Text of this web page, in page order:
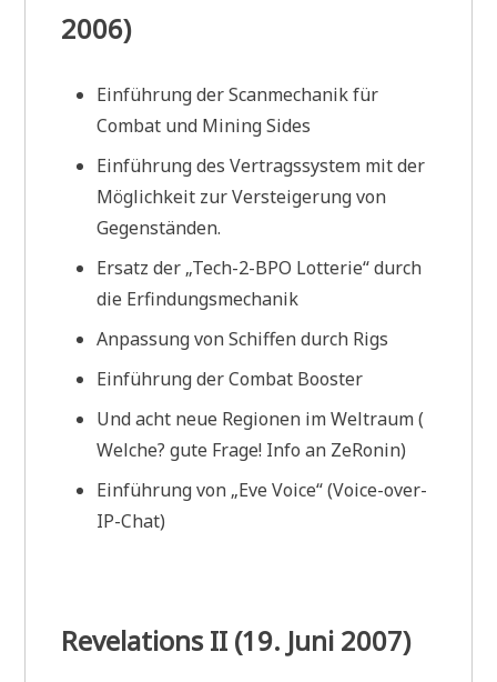
2006)
Einführung der Scanmechanik für
Combat und Mining Sides
Einführung des Vertragssystem mit der
Möglichkeit zur Versteigerung von
Gegenständen.
Ersatz der „Tech-2-BPO Lotterie“ durch
die Erfindungsmechanik
Anpassung von Schiffen durch Rigs
Einführung der Combat Booster
Und acht neue Regionen im Weltraum (
Welche? gute Frage! Info an ZeRonin)
Einführung von „Eve Voice“ (Voice-over-
IP-Chat)
Revelations II (19. Juni 2007)